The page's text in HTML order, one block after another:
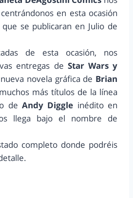
en esta ocasión
se publicaran en Julio de
de esta ocasión, nos
entregas de Star Wars y
novela gráfica de Brian
más títulos de la línea
de Andy Diggle inédito en
llega bajo el nombre de
completo donde podréis